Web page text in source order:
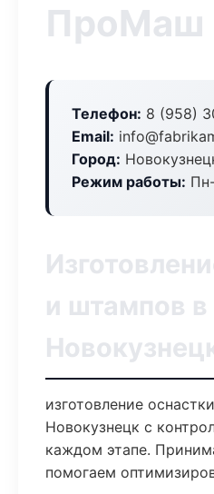
ПроМаш
Телефон: 8 (958)
Email:
Город:
Режим работы:
и штампов в
изготовление
Новокузнецк с
каждом этапе.
помогаем